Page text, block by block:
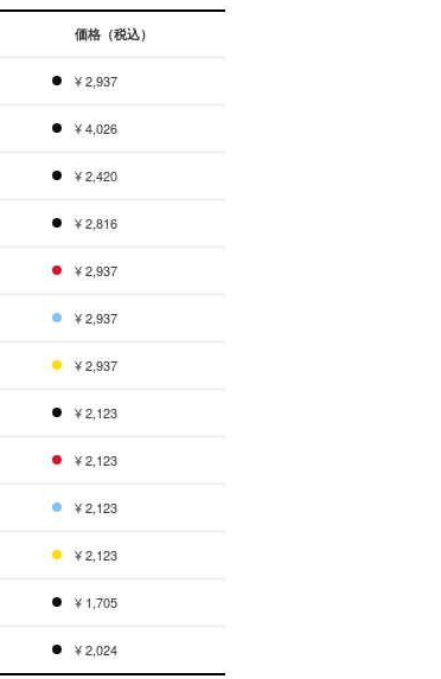
価格（税込）
¥ 2,937
¥ 4,026
¥ 2,420
¥ 2,816
¥ 2,937
¥ 2,937
¥ 2,937
¥ 2,123
¥ 2,123
¥ 2,123
¥ 2,123
¥ 1,705
¥ 2,024